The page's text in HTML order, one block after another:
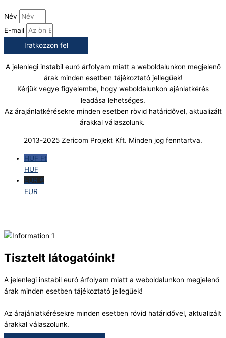
Név
E-mail
Iratkozzon fel
A jelenlegi instabil euró árfolyam miatt a weboldalunkon megjelenő
árak minden esetben tájékoztató jellegűek!
Kérjük vegye figyelembe, hogy weboldalunkon ajánlatkérés
leadása lehetséges.
Az árajánlatkérésekre minden esetben rövid határidővel, aktualizált
árakkal válaszolunk.
2013-2025 Zericom Projekt Kft. Minden jog fenntartva.
HUF Ft
HUF
EUR €
EUR
Tisztelt látogatóink!
A jelenlegi instabil euró árfolyam miatt a weboldalunkon megjelenő
árak minden esetben tájékoztató jellegűek!
Az árajánlatkérésekre minden esetben rövid határidővel, aktualizált
árakkal válaszolunk.